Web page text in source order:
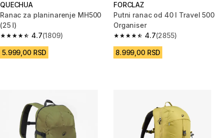
QUECHUA
Ranac za planinarenje MH500
(25 l)
4.7
4.7 od 5 zvezdica from 1809 Recenzije
(1809)
5.999,00 RSD
FORCLAZ
Putni ranac od 40 l Travel 500
Organiser
4.7
4.7 od 5 zvezdica from 2855
(2855)
8.999,00 RSD